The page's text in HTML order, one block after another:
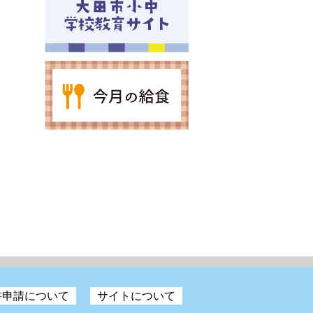
請について サイトについて